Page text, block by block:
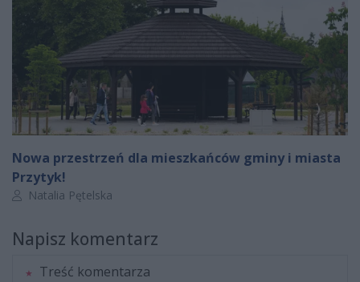
Nowa przestrzeń dla mieszkańców gminy i miasta
Przytyk!
Autor artykułu:
Natalia Pętelska
Napisz komentarz
Treść komentarza